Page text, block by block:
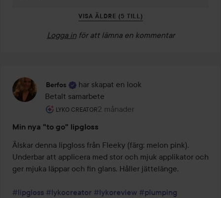
VISA ÄLDRE (5 TILL)
Logga in för att lämna en kommentar
Berfos
har skapat en look
Betalt samarbete
LYKO CREATOR
Användarens roll: Lyko Creator.
2 månader
Inlägget skapades 2 månader
Min nya "to go" lipgloss
Älskar denna lipgloss från Fleeky (färg: melon pink).
Underbar att applicera med stor och mjuk applikator och
ger mjuka läppar och fin glans. Håller jättelänge.
#lipgloss #lykocreator #lykoreview #plumping